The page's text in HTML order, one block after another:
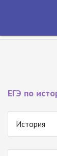
ЕГЭ по
История